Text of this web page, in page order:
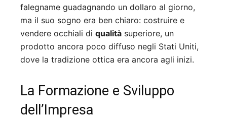
falegname guadagnando un dollaro al giorno,
ma il suo sogno era ben chiaro: costruire e
vendere occhiali di qualità superiore, un
prodotto ancora poco diffuso negli Stati Uniti,
dove la tradizione ottica era ancora agli inizi.
La Formazione e Sviluppo
dell’Impresa